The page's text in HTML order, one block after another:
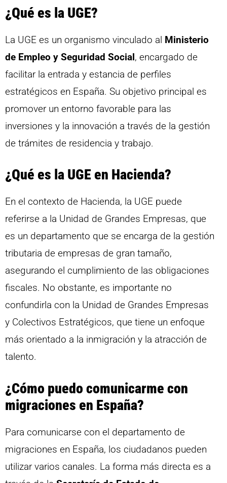
¿Qué es la UGE?
La UGE es un organismo vinculado al Ministerio
de Empleo y Seguridad Social, encargado de
facilitar la entrada y estancia de perfiles
estratégicos en España. Su objetivo principal es
promover un entorno favorable para las
inversiones y la innovación a través de la gestión
de trámites de residencia y trabajo.
¿Qué es la UGE en Hacienda?
En el contexto de Hacienda, la UGE puede
referirse a la Unidad de Grandes Empresas, que
es un departamento que se encarga de la gestión
tributaria de empresas de gran tamaño,
asegurando el cumplimiento de las obligaciones
fiscales. No obstante, es importante no
confundirla con la Unidad de Grandes Empresas
y Colectivos Estratégicos, que tiene un enfoque
más orientado a la inmigración y la atracción de
talento.
¿Cómo puedo comunicarme con
migraciones en España?
Para comunicarse con el departamento de
migraciones en España, los ciudadanos pueden
utilizar varios canales. La forma más directa es a